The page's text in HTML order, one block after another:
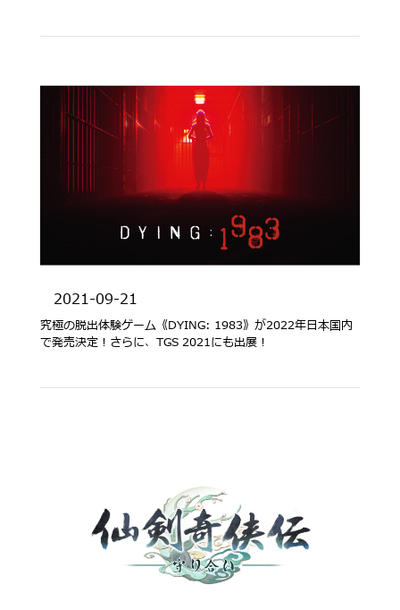
2021-09-21
究極の脱出体験ゲーム《DYING: 1983》が2022年日本国内
で発売決定！さらに、TGS 2021にも出展！